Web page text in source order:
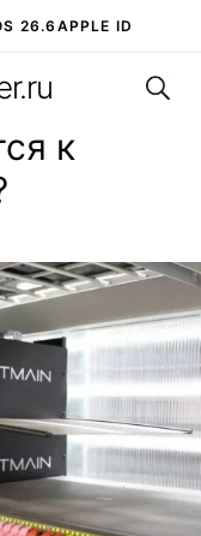
26.6 APPLE ID
OZON БАНК
к